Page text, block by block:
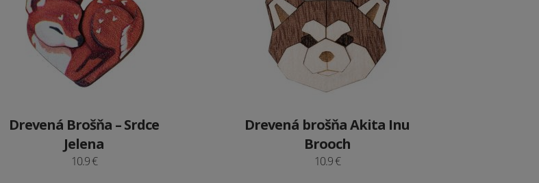
Drevená Brošňa – Srdce
Jelena
10.9 €
Drevená brošňa Akita Inu
Brooch
10.9 €